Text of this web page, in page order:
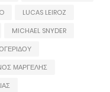
LUCAS LEIROZ
MICHAEL SNYDER
ΜΑΡΓΕΛΗΣ